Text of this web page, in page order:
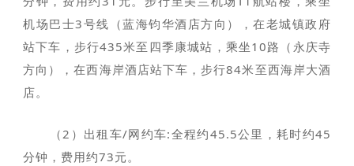
机场巴士3号线（蓝海钧华酒店方向），在老城镇政府
站下车，步行435米至四季康城站，乘坐10路（永庆寺
方向），在西海岸酒店站下车，步行84米至西海岸大酒
店。
（2）出租车/网约车:全程约45.5公里，耗时约45
分钟，费用约73元。